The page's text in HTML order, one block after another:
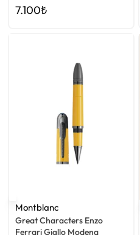
7.100₺
Montblanc
Great Characters Enzo
Ferrari Giallo Modena